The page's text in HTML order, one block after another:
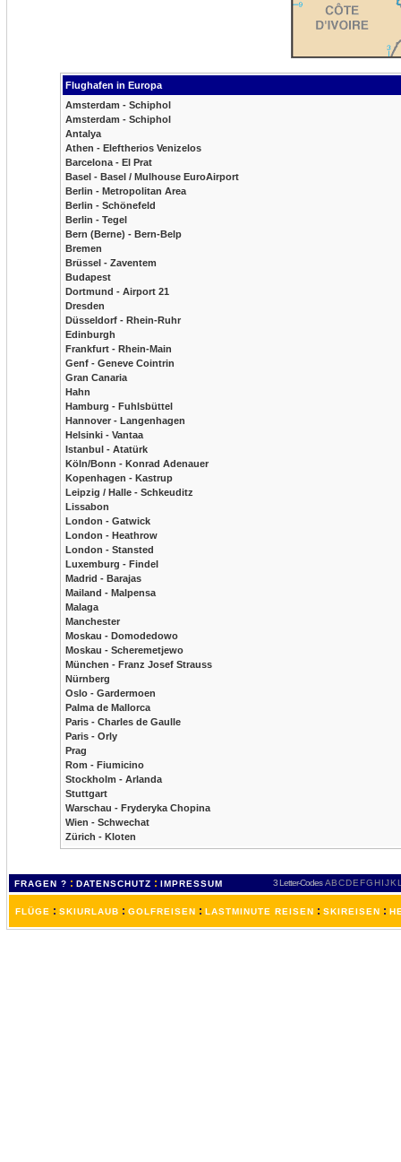
Flughafen in Europa
Amsterdam - Schiphol
Amsterdam - Schiphol
Antalya
Athen - Eleftherios Venizelos
Barcelona - El Prat
Basel - Basel / Mulhouse EuroAirport
Berlin - Metropolitan Area
Berlin - Schönefeld
Berlin - Tegel
Bern (Berne) - Bern-Belp
Bremen
Brüssel - Zaventem
Budapest
Dortmund - Airport 21
Dresden
Düsseldorf - Rhein-Ruhr
Edinburgh
Frankfurt - Rhein-Main
Genf - Geneve Cointrin
Gran Canaria
Hahn
Hamburg - Fuhlsbüttel
Hannover - Langenhagen
Helsinki - Vantaa
Istanbul - Atatürk
Köln/Bonn - Konrad Adenauer
Kopenhagen - Kastrup
Leipzig / Halle - Schkeuditz
Lissabon
London - Gatwick
London - Heathrow
London - Stansted
Luxemburg - Findel
Madrid - Barajas
Mailand - Malpensa
Malaga
Manchester
Moskau - Domodedowo
Moskau - Scheremetjewo
München - Franz Josef Strauss
Nürnberg
Oslo - Gardermoen
Palma de Mallorca
Paris - Charles de Gaulle
Paris - Orly
Prag
Rom - Fiumicino
Stockholm - Arlanda
Stuttgart
Warschau - Fryderyka Chopina
Wien - Schwechat
Zürich - Kloten
FRAGEN ? : DATENSCHUTZ : IMPRESSUM 3 Letter-Codes ABCDEFGH IJKL
FLÜGE : SKIURLAUB : GOLFREISEN : LASTMINUTE REISEN : SKIREISEN :